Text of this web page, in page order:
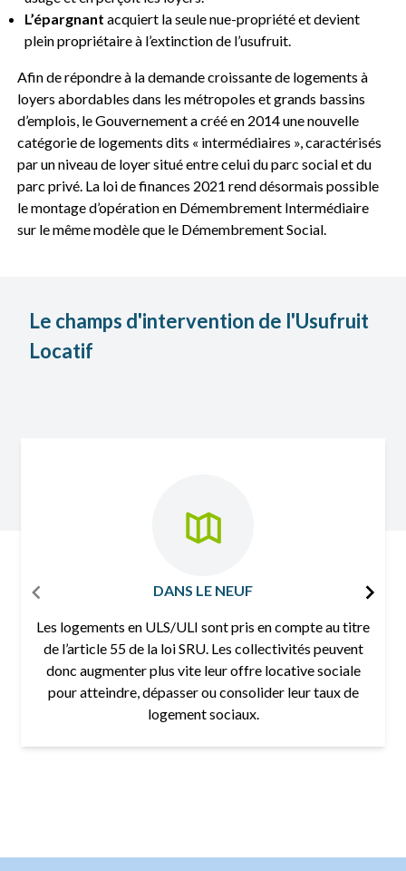
L’épargnant acquiert la seule nue-propriété et devient
plein propriétaire à l’extinction de l’usufruit.
Afin de répondre à la demande croissante de logements à
loyers abordables dans les métropoles et grands bassins
d’emplois, le Gouvernement a créé en 2014 une nouvelle
catégorie de logements dits « intermédiaires », caractérisés
par un niveau de loyer situé entre celui du parc social et du
parc privé. La loi de finances 2021 rend désormais possible
le montage d’opération en Démembrement Intermédiaire
sur le même modèle que le Démembrement Social.
Le champs d'intervention de l'Usufruit
Locatif
DANS LE NEUF
Les logements en ULS/ULI sont pris en compte au titre
de l’article 55 de la loi SRU. Les collectivités peuvent
donc augmenter plus vite leur offre locative sociale
pour atteindre, dépasser ou consolider leur taux de
logement sociaux.